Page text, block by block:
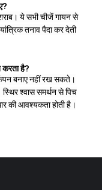
ये सभी चीजें गायन से
तनाव पैदा कर देती
करता है?
बनाए नहीं रख सकते।
श्वास समर्थन से पिच
की आवश्यकता होती है।